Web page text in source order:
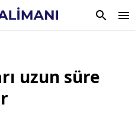
uzun süre